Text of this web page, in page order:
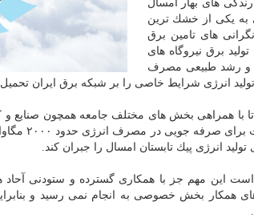
حتی رشد ۱۲ درصدی بارندگی های بهار امسال
به یكی از خشك ترین
های تامین برق
كسری ۴۰۰۰ مگاواتی تولید برق نیروگاه های
و رشد طبیعی مصرف
انرژی شرایط خاصی را بر شبكه برق ایران
همراهی بخش های مختلف جامعه همچون صنایع و
به غیرپیك و
انرژی پیك تابستان امسال را جبران كند.
است این مهم جز با همكاری گسترده و ستودنی آحاد
همكار بخش خصوصی به انجام نمی رسید و